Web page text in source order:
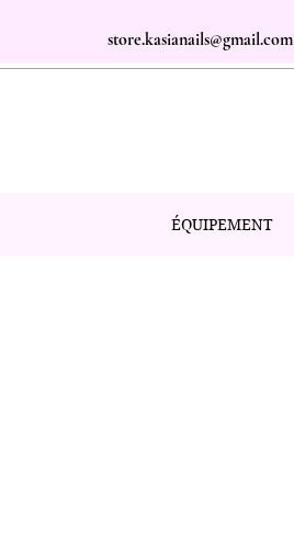
store.kasianails@gmail.com
ÉQUIPEMENT